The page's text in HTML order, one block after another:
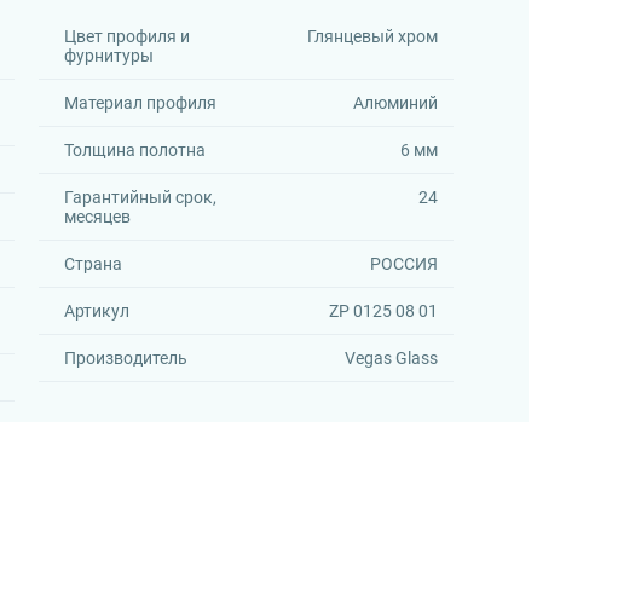
Цвет профиля и
фурнитуры
Глянцевый хром
Материал профиля Алюминий
Толщина полотна 6 мм
Гарантийный срок,
месяцев
24
Страна РОССИЯ
Артикул ZP 0125 08 01
Производитель Vegas Glass